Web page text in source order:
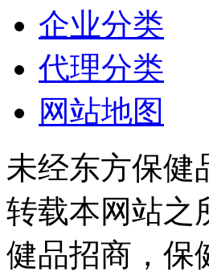
企业分类
代理分类
网站地图
未经东方保健
转载本网站之
健品招商，保